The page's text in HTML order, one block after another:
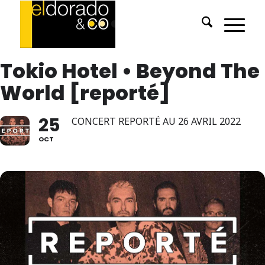
Tokio Hotel • Beyond The
World [reporté]
25
OCT
CONCERT REPORTÉ AU 26 AVRIL 2022